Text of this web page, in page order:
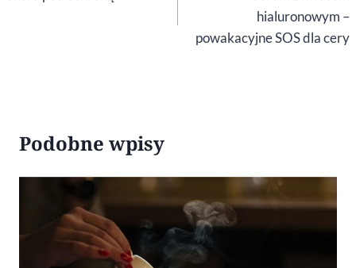
hialuronowym –
powakacyjne SOS dla cery
Podobne wpisy